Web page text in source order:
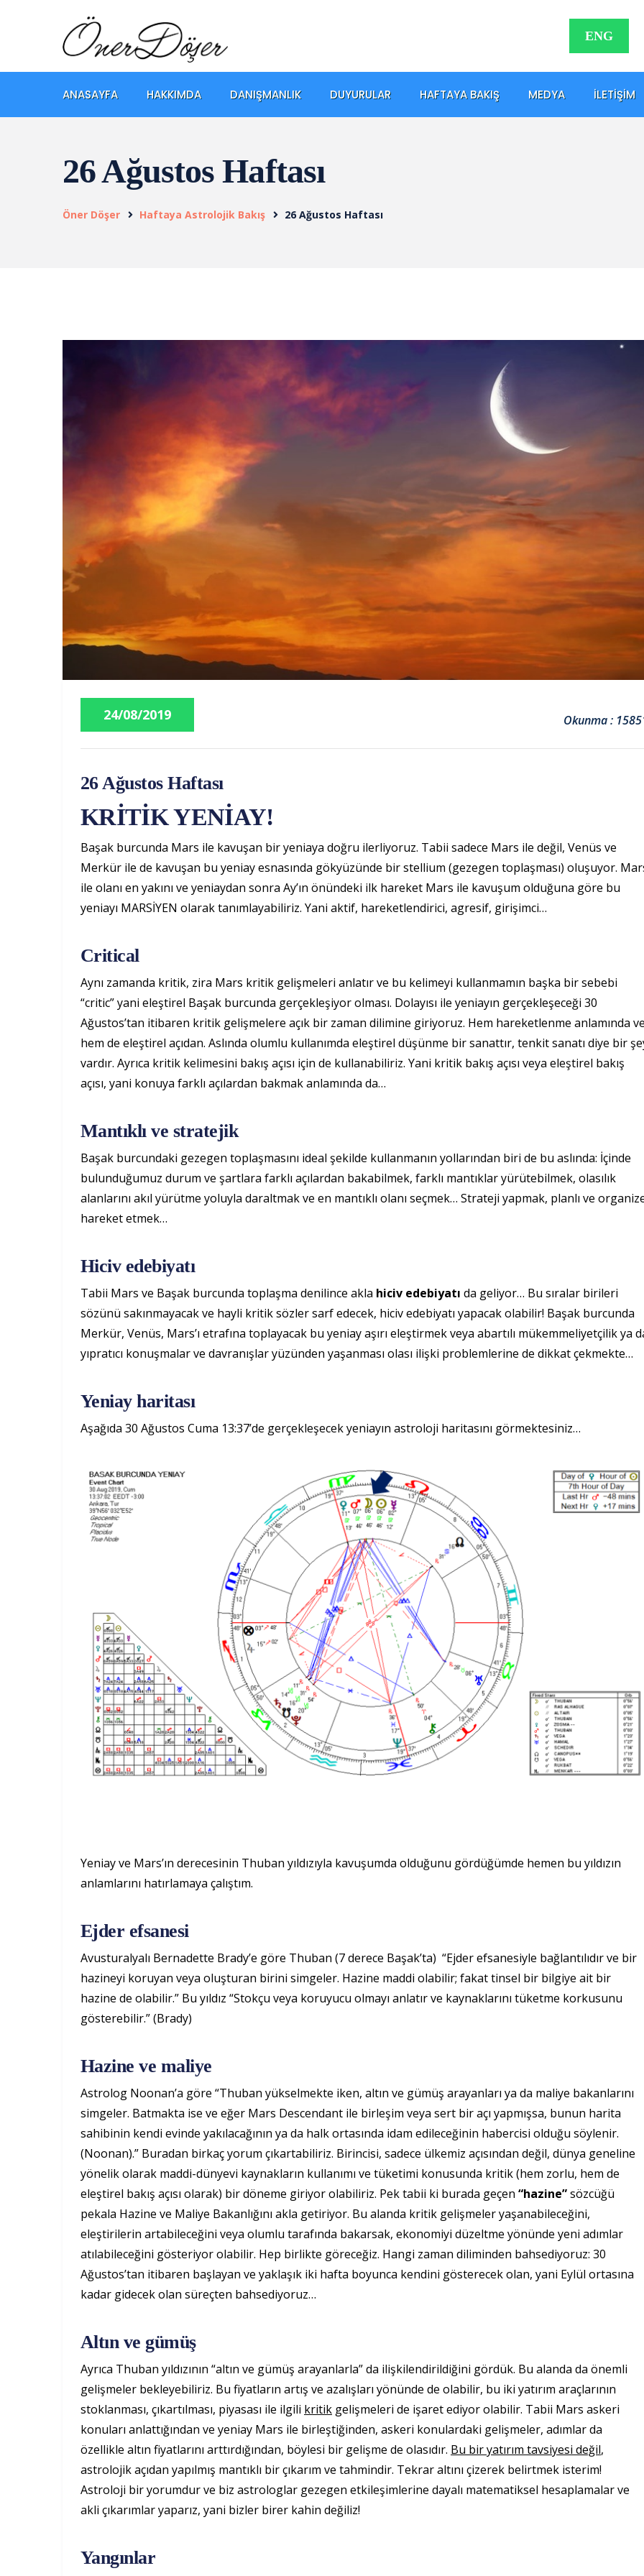
ENG
ANASAYFA HAKKIMDA DANIŞMANLIK DUYURULAR HAFTAYA BAKIŞ MEDYA İLETIŞIM
26 Ağustos Haftası
Öner Döşer Haftaya Astrolojik Bakış 26 Ağustos Haftası
24/08/2019 Okunma :
26 Ağustos Haftası
KRİTİK YENİAY!
Başak burcunda Mars ile kavuşan bir yeniaya doğru ilerliyoruz. Tabii sadece Mars ile değil, Venüs ve
Merkür ile de kavuşan bu yeniay esnasında gökyüzünde bir stellium (gezegen toplaşması) oluşuyor.
ile olanı en yakını ve yeniaydan sonra Ay’ın önündeki ilk hareket Mars ile kavuşum olduğuna göre bu
yeniayı MARSİYEN olarak tanımlayabiliriz. Yani aktif, hareketlendirici, agresif, girişimci…
Critical
Aynı zamanda kritik, zira Mars kritik gelişmeleri anlatır ve bu kelimeyi kullanmamın başka bir sebebi
“critic” yani eleştirel Başak burcunda gerçekleşiyor olması. Dolayısı ile yeniayın gerçekleşeceği 30
Ağustos’tan itibaren kritik gelişmelere açık bir zaman dilimine giriyoruz. Hem hareketlenme anlamında
hem de eleştirel açıdan. Aslında olumlu kullanımda eleştirel düşünme bir sanattır, tenkit sanatı diye bir
vardır. Ayrıca kritik kelimesini bakış açısı için de kullanabiliriz. Yani kritik bakış açısı veya eleştirel bakış
açısı, yani konuya farklı açılardan bakmak anlamında da…
Mantıklı ve stratejik
Başak burcundaki gezegen toplaşmasını ideal şekilde kullanmanın yollarından biri de bu aslında: İçinde
bulunduğumuz durum ve şartlara farklı açılardan bakabilmek, farklı mantıklar yürütebilmek, olasılık
alanlarını akıl yürütme yoluyla daraltmak ve en mantıklı olanı seçmek… Strateji yapmak, planlı ve
hareket etmek…
Hiciv edebiyatı
Tabii Mars ve Başak burcunda toplaşma denilince akla hiciv edebiyatı da geliyor… Bu sıralar birileri
sözünü sakınmayacak ve hayli kritik sözler sarf edecek, hiciv edebiyatı yapacak olabilir! Başak burcunda
Merkür, Venüs, Mars’ı etrafına toplayacak bu yeniay aşırı eleştirmek veya abartılı mükemmeliyetçilik ya
yıpratıcı konuşmalar ve davranışlar yüzünden yaşanması olası ilişki problemlerine de dikkat çekmekte…
Yeniay haritası
Aşağıda 30 Ağustos Cuma 13:37’de gerçekleşecek yeniayın astroloji haritasını görmektesiniz…
Yeniay ve Mars’ın derecesinin Thuban yıldızıyla kavuşumda olduğunu gördüğümde hemen bu yıldızın
anlamlarını hatırlamaya çalıştım.
Ejder efsanesi
Avusturalyalı Bernadette Brady’e göre Thuban (7 derece Başak’ta) “Ejder efsanesiyle bağlantılıdır ve bir
hazineyi koruyan veya oluşturan birini simgeler. Hazine maddi olabilir; fakat tinsel bir bilgiye ait bir
hazine de olabilir.” Bu yıldız “Stokçu veya koruyucu olmayı anlatır ve kaynaklarını tüketme korkusunu
gösterebilir.” (Brady)
Hazine ve maliye
Astrolog Noonan’a göre “Thuban yükselmekte iken, altın ve gümüş arayanları ya da maliye bakanlarını
simgeler. Batmakta ise ve eğer Mars Descendant ile birleşim veya sert bir açı yapmışsa, bunun harita
sahibinin kendi evinde yakılacağının ya da halk ortasında idam edileceğinin habercisi olduğu söylenir.
(Noonan).” Buradan birkaç yorum çıkartabiliriz. Birincisi, sadece ülkemiz açısından değil, dünya geneline
yönelik olarak maddi-dünyevi kaynakların kullanımı ve tüketimi konusunda kritik (hem zorlu, hem de
eleştirel bakış açısı olarak) bir döneme giriyor olabiliriz. Pek tabii ki burada geçen “hazine”sözcüğü
pekala Hazine ve Maliye Bakanlığını akla getiriyor. Bu alanda kritik gelişmeler yaşanabileceğini,
eleştirilerin artabileceğini veya olumlu tarafında bakarsak, ekonomiyi düzeltme yönünde yeni adımlar
atılabileceğini gösteriyor olabilir. Hep birlikte göreceğiz. Hangi zaman diliminden bahsediyoruz: 30
Ağustos’tan itibaren başlayan ve yaklaşık iki hafta boyunca kendini gösterecek olan, yani Eylül ortasına
kadar gidecek olan süreçten bahsediyoruz…
Altın ve gümüş
Ayrıca Thuban yıldızının “altın ve gümüş arayanlarla” da ilişkilendirildiğini gördük. Bu alanda da önemli
gelişmeler bekleyebiliriz. Bu fiyatların artış ve azalışları yönünde de olabilir, bu iki yatırım araçlarının
stoklanması, çıkartılması, piyasası ile ilgili kritik gelişmeleri de işaret ediyor olabilir. Tabii Mars askeri
konuları anlattığından ve yeniay Mars ile birleştiğinden, askeri konulardaki gelişmeler, adımlar da
özellikle altın fiyatlarını arttırdığından, böylesi bir gelişme de olasıdır. Bu bir yatırım tavsiyesi değil,
astrolojik açıdan yapılmış mantıklı bir çıkarım ve tahmindir. Tekrar altını çizerek belirtmek isterim!
Astroloji bir yorumdur ve biz astrologlar gezegen etkileşimlerine dayalı matematiksel hesaplamalar ve
akli çıkarımlar yaparız, yani bizler birer kahin değiliz!
Yangınlar